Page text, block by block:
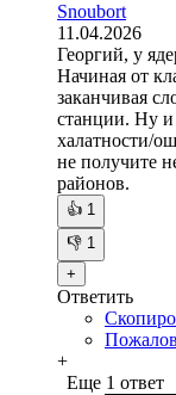
Snoubort
11.04.2026
Георгий, у
Начиная от
заканчивая
станции. Ну и
халатности/
не получите
районов.
👍 1
👎 1
+
Ответить
+
Еще 1 ответ